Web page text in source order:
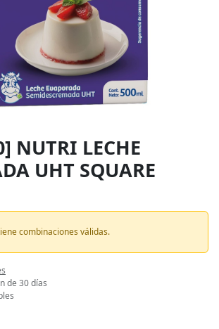
NUTRI LECHE
UHT SQUARE
combinaciones válidas.
de 30 días